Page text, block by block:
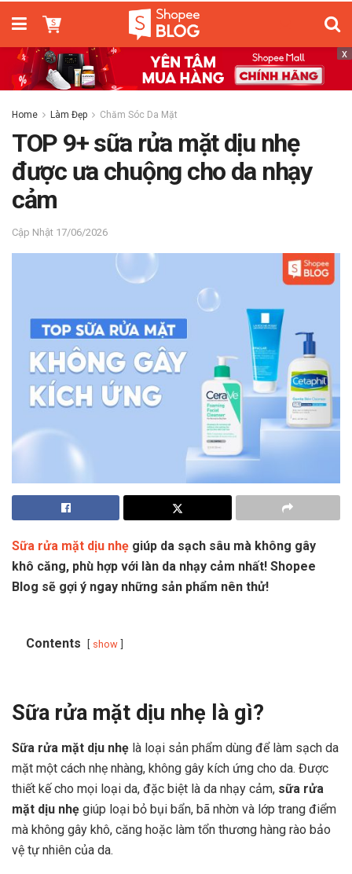
x
Home Làm Đẹp Chăm Sóc Da Mặt
TOP 9+ sữa rửa mặt dịu nhẹ
được ưa chuộng cho da nhạy
cảm
17/06/2026
Sữa rửa mặt dịu nhẹ giúp da sạch sâu mà không gây
khô căng, phù hợp với làn da nhạy cảm nhất! Shopee
Blog sẽ gợi ý ngay những sản phẩm nên thử!
Contents show
Sữa rửa mặt dịu nhẹ là gì?
Sữa rửa mặt dịu nhẹ là loại sản phẩm dùng để làm sạch da
mặt một cách nhẹ nhàng, không gây kích ứng cho da. Được
thiết kế cho mọi loại da, đặc biệt là da nhạy cảm, sữa rửa
mặt dịu nhẹ giúp loại bỏ bụi bẩn, bã nhờn và lớp trang điểm
mà không gây khô, căng hoặc làm tổn thương hàng rào bảo
vệ tự nhiên của da.